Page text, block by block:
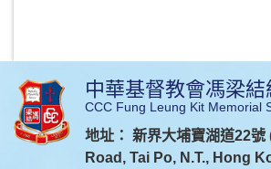
中華基督教會馮梁
CCC Fung Leung Kit Memorial
地址： 新界大埔寶湖道22
Road, Tai Po, N.T., Hong